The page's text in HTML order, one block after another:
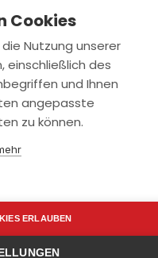
Cookies
Nutzung unserer
einschließlich des
und Ihnen
angepasste
zu können.
ERLAUBEN